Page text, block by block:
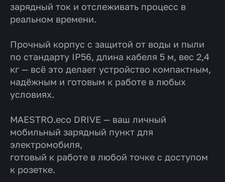
зарядный ток и отслеживать процесс в
реальном времени.
Прочный корпус с защитой от воды и пыли
по стандарту IP56, длина кабеля 5 м, вес 2,4
кг — всё это делает устройство компактным,
надёжным и готовым к работе в любых
условиях.
MAESTRO.eco DRIVE — ваш личный
мобильный зарядный пункт для
электромобиля,
готовый к работе в любой точке с доступом
к розетке.